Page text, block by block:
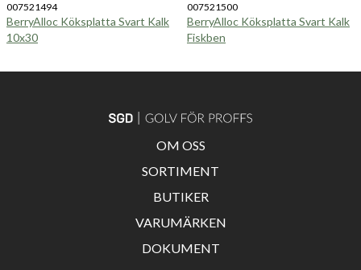
007521494
BerryAlloc Köksplatta Svart Kalk
10x30
007521500
BerryAlloc Köksplatta Svart Kalk
Fiskben
OM OSS
SORTIMENT
BUTIKER
VARUMÄRKEN
DOKUMENT